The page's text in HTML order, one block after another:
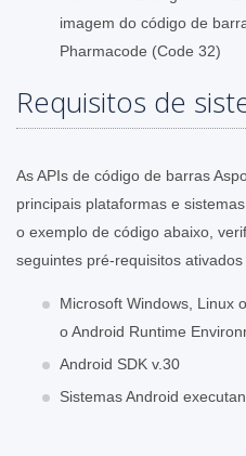
imagem do código de
Pharmacode (Code 32)
Requisitos de
As APIs de código de barras
principais plataformas e
o exemplo de código abaixo,
seguintes pré-requisitos ativados
Microsoft Windows, Linux
o Android Runtime
Android SDK v.30
Sistemas Android